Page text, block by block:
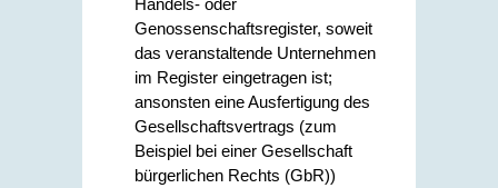
Genossenschaftsregister, soweit
das veranstaltende Unternehmen
im Register eingetragen ist;
ansonsten eine Ausfertigung des
Gesellschaftsvertrags (zum
Beispiel bei einer Gesellschaft
bürgerlichen Rechts (GbR))